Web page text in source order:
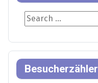
Suche
Besucherzähler